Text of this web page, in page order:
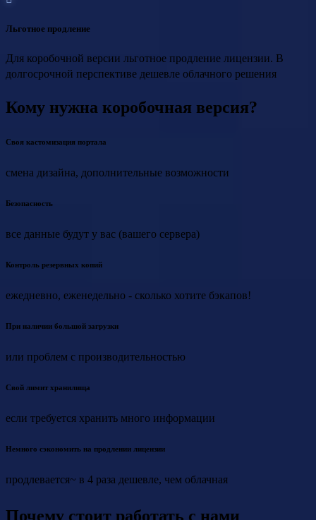
Льготное продление
Для коробочной версии льготное продление лицензии. В
долгосрочной перспективе дешевле облачного решения
Кому нужна коробочная версия?
Своя кастомизация портала
смена дизайна, дополнительные возможности
Безопасность
все данные будут у вас (вашего сервера)
Контроль резервных копий
ежедневно, еженедельно - сколько хотите бэкапов!
При наличии большой загрузки
или проблем с производительностью
Свой лимит хранилища
если требуется хранить много информации
Немного сэкономить на продлении лицензии
продлевается~ в 4 раза дешевле, чем облачная
Почему стоит работать с нами